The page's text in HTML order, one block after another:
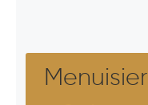
Menuisier